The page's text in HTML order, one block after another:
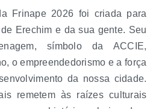
Frinape 2026 foi criada para
Erechim e da sua gente. Seu
símbolo da ACCIE,
o empreendedorismo e a força
da nossa cidade.
remetem às raízes culturais